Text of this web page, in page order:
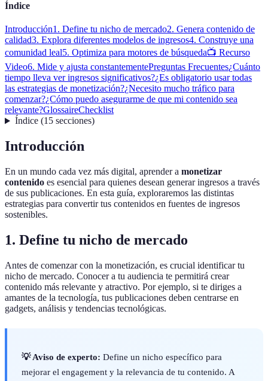
Índice
Introducción1. Define tu nicho de mercado2. Genera contenido de
calidad3. Explora diferentes modelos de ingresos4. Construye una
comunidad leal5. Optimiza para motores de búsqueda📺 Recurso
Video6. Mide y ajusta constantementePreguntas Frecuentes¿Cuánto
tiempo lleva ver ingresos significativos?¿Es obligatorio usar todas
las estrategias de monetización?¿Necesito mucho tráfico para
comenzar?¿Cómo puedo asegurarme de que mi contenido sea
relevante?GlossaireChecklist
Índice(15 secciones)
Introducción
En un mundo cada vez más digital, aprender a monetizar
contenido es esencial para quienes desean generar ingresos a través
de sus publicaciones. En esta guía, exploraremos las distintas
estrategias para convertir tus contenidos en fuentes de ingresos
sostenibles.
1. Define tu nicho de mercado
Antes de comenzar con la monetización, es crucial identificar tu
nicho de mercado. Conocer a tu audiencia te permitirá crear
contenido más relevante y atractivo. Por ejemplo, si te diriges a
amantes de la tecnología, tus publicaciones deben centrarse en
gadgets, análisis y tendencias tecnológicas.
💡 Aviso de experto: Define un nicho específico para
mejorar el engagement y la relevancia de tu contenido. A